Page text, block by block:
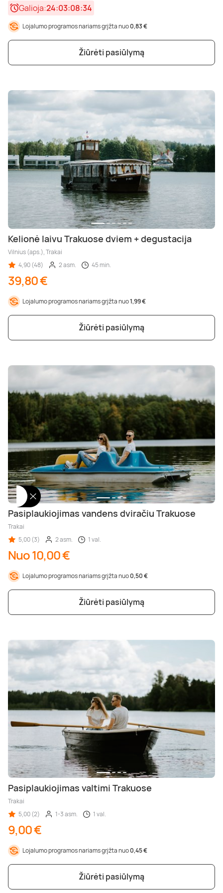
Poilsis dvaruose ir pilyse
Masažų kompleksai
Kitos vandens pramogos
Galioja:24:03:08:33
Lojalumo programos nariams grįžta nuo0,83 €
Žiūrėti pasiūlymą
Kelionė laivu Trakuose dviem + degustacija
Vilnius (aps.), Trakai
4,90 (48)
2 asm. 45 min.
39,80 €
Lojalumo programos nariams grįžta nuo1,99 €
Žiūrėti pasiūlymą
Pasiplaukiojimas vandens dviračiu Trakuose
Trakai
5,00 (3)
2 asm. 1 val.
Nuo 10,00 €
Lojalumo programos nariams grįžta nuo0,50 €
Žiūrėti pasiūlymą
Pasiplaukiojimas valtimi Trakuose
Trakai
5,00 (2)
1-3 asm. 1 val.
9,00 €
Lojalumo programos nariams grįžta nuo0,45 €
Žiūrėti pasiūlymą